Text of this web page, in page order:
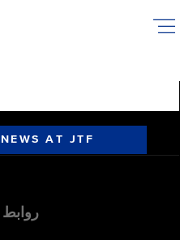
AT JTF